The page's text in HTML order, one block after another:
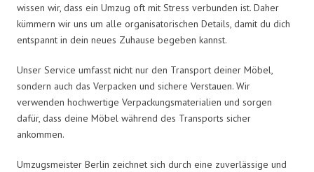
wissen wir, dass ein Umzug oft mit Stress verbunden ist. Daher
kümmern wir uns um alle organisatorischen Details, damit du dich
entspannt in dein neues Zuhause begeben kannst.
Unser Service umfasst nicht nur den Transport deiner Möbel,
sondern auch das Verpacken und sichere Verstauen. Wir
verwenden hochwertige Verpackungsmaterialien und sorgen
dafür, dass deine Möbel während des Transports sicher
ankommen.
Umzugsmeister Berlin zeichnet sich durch eine zuverlässige und